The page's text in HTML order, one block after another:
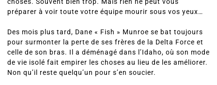
préparer à voir toute votre équipe mourir sous vos yeux…
pour surmonter la perte de ses frères de la Delta Force et
celle de son bras. Il a déménagé dans l’Idaho, où son mode
de vie isolé fait empirer les choses au lieu de les améliorer.
Non qu’il reste quelqu’un pour s’en soucier.